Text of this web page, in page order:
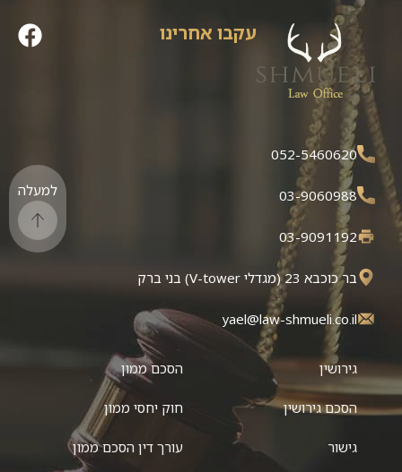
עקבו אחרינו
052-5460620
03-9060988
03-9091192
בר כוכבא 23 (מגדלי V-tower) בני ברק
yael@law-shmueli.co.il
גירושין
הסכם גירושין
גישור
הסכם ממון
חוק יחסי ממון
עורך דין הסכם ממון
למעלה